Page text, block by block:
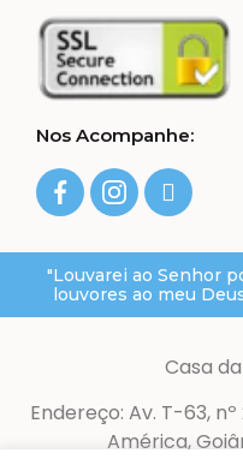
Nos Acompanhe:
"Louvarei ao Senhor
louvores ao meu
Casa
Endereço: Av. T-63,
América,